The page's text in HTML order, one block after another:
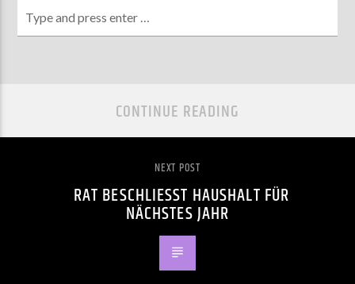
CONTINUE READING
NEXT POST
RAT BESCHLIESST HAUSHALT FÜR N
ÄCHSTES JAHR